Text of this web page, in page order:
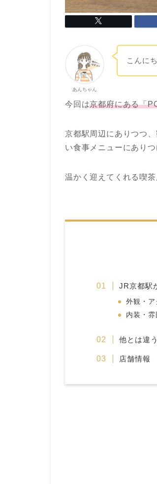
あんちゃん
こんに
今回は京都府にある「
京都駅周辺にありつつ
い食事メニューにあり
温かく迎えてくれる喫
JR京都駅
外観・ア
内装・雰
他とは違
店舗情報